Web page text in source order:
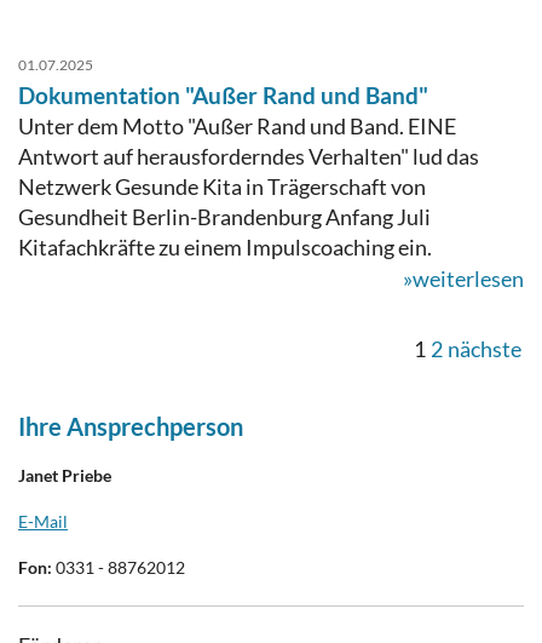
01.07.2025
Dokumentation "Außer Rand und Band"
Unter dem Motto "Außer Rand und Band. EINE
Antwort auf herausforderndes Verhalten" lud das
Netzwerk Gesunde Kita in Trägerschaft von
Gesundheit Berlin-Brandenburg Anfang Juli
Kitafachkräfte zu einem Impulscoaching ein.
»weiterlesen
1 2 nächste
Ihre Ansprechperson
Janet Priebe
E-Mail
Fon: 0331 - 88762012